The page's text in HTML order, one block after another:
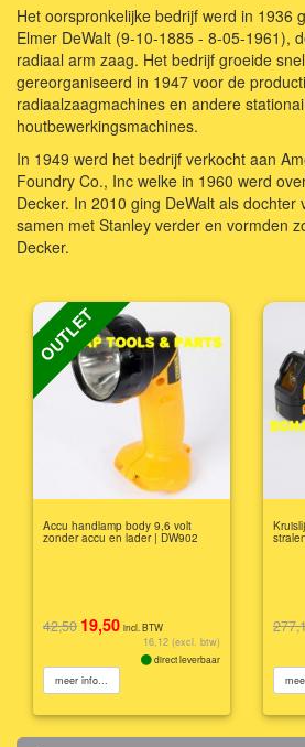
Het oorspronkelijke bedrijf werd in 1936
Elmer DeWalt (9-10-1885 - 8-05-1961),
radiaal arm zaag. Het bedrijf groeide
gereorganiseerd in 1947 voor de
radiaalzaagmachines en andere
houtbewerkingsmachines.
In 1949 werd het bedrijf verkocht aan
Foundry Co., Inc welke in 1960 werd
Decker. In 2010 ging DeWalt als dochter
samen met Stanley verder en vormden
Decker.
OUTLET
Accu handlamp body 9,6 volt
zonder accu en lader | DW902
42,50 19,50 incl. BTW
16,12 (excl. btw)
direct leverbaar
meer info...